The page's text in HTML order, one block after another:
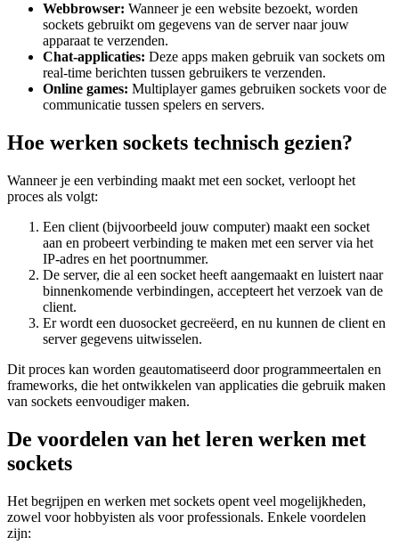
Webbrowser: Wanneer je een website bezoekt, worden
sockets gebruikt om gegevens van de server naar jouw
apparaat te verzenden.
Chat-applicaties: Deze apps maken gebruik van sockets om
real-time berichten tussen gebruikers te verzenden.
Online games: Multiplayer games gebruiken sockets voor de
communicatie tussen spelers en servers.
Hoe werken sockets technisch gezien?
Wanneer je een verbinding maakt met een socket, verloopt het
proces als volgt:
Een client (bijvoorbeeld jouw computer) maakt een socket
aan en probeert verbinding te maken met een server via het
IP-adres en het poortnummer.
De server, die al een socket heeft aangemaakt en luistert naar
binnenkomende verbindingen, accepteert het verzoek van de
client.
Er wordt een duosocket gecreëerd, en nu kunnen de client en
server gegevens uitwisselen.
Dit proces kan worden geautomatiseerd door programmeertalen en
frameworks, die het ontwikkelen van applicaties die gebruik maken
van sockets eenvoudiger maken.
De voordelen van het leren werken met
sockets
Het begrijpen en werken met sockets opent veel mogelijkheden,
zowel voor hobbyisten als voor professionals. Enkele voordelen
zijn: